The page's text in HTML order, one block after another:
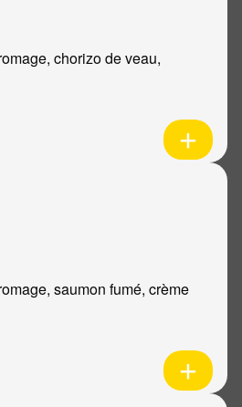
chorizo de veau,
saumon fumé, crème